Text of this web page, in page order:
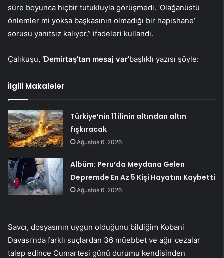
süre boyunca hiçbir tutukluyla görüşmedi. ‘Olağanüstü
önlemler mi yoksa başkasının olmadığı bir hapishane’
sorusu yanıtsız kalıyor.” ifadeleri kullandı.
Çalıkuşu, ‘Demirtaş’tan mesaj var’başlıklı yazısı şöyle:
İlgili Makaleler
Türkiye’nin 11 ilinin altından altın
fışkıracak
Ağustos 6, 2026
Albüm: Peru’da Meydana Gelen
Depremde En Az 5 Kişi Hayatını Kaybetti
Ağustos 6, 2026
Savcı, dosyasının uygun olduğunu bildiğim Kobani
Davası’nda farklı suçlardan 36 müebbet ve ağır cezalar
talep edince Cumartesi günü durumu kendisinden